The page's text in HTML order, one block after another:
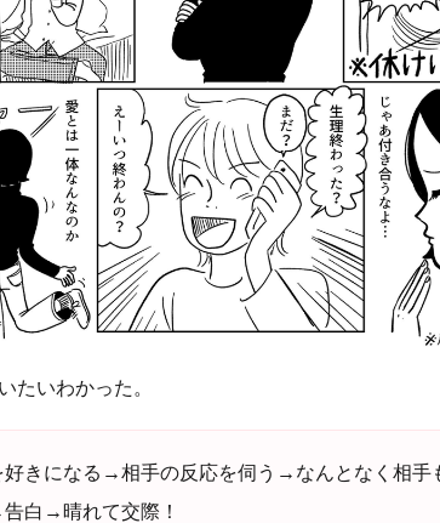
たいわかった。
好きになる→相手の反応を伺う→なんとなく相手
白→晴れて交際！